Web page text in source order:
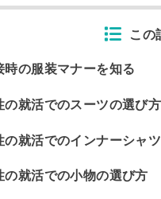
この
時の服装マナーを知る
の就活でのスーツの選び方
の就活でのインナーシャ
の就活での小物の選び方